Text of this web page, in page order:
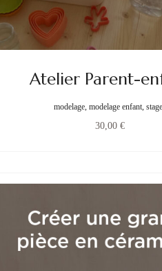
Atelier Parent-
modelage, modelage enfant,
30,00 €